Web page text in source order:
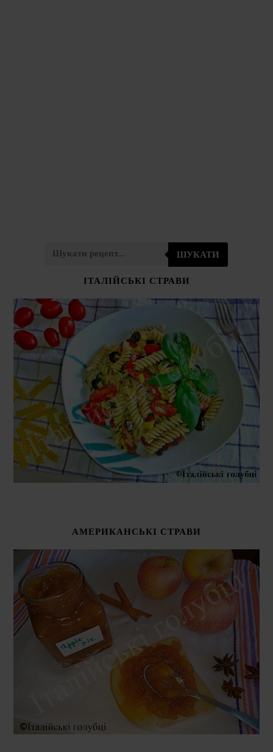
ШУКАТИ
ІТАЛІЙСЬКІ СТРАВИ
АМЕРИКАНСЬКІ СТРАВИ